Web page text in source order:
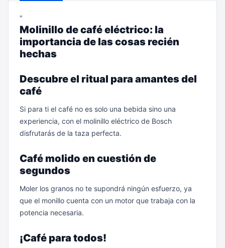
"
Molinillo de café eléctrico: la
importancia de las cosas recién
hechas
Descubre el ritual para amantes del
café
Si para ti el café no es solo una bebida sino una
experiencia, con el molinillo eléctrico de Bosch
disfrutarás de la taza perfecta.
Café molido en cuestión de
segundos
Moler los granos no te supondrá ningún esfuerzo, ya
que el monillo cuenta con un motor que trabaja con la
potencia necesaria.
¡Café para todos!